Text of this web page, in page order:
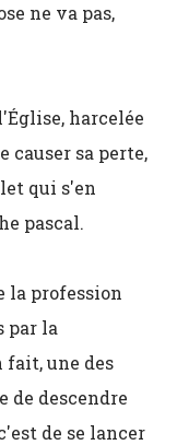
ne va pas,
harcelée
causer sa perte,
qui s'en
pascal.
la profession
par la
fait, une des
de descendre
de se lancer